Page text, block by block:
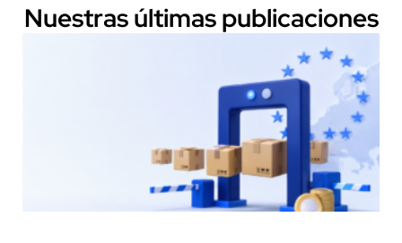
Nuestras últimas publicaciones